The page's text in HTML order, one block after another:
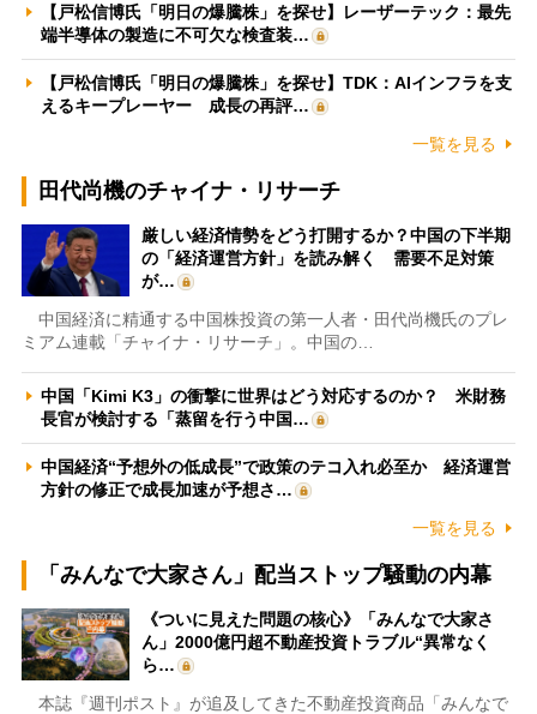
【戸松信博氏「明日の爆騰株」を探せ】レーザーテック：最先
端半導体の製造に不可欠な検査装…
【戸松信博氏「明日の爆騰株」を探せ】TDK：AIインフラを支
えるキープレーヤー 成長の再評…
一覧を見る
田代尚機のチャイナ・リサーチ
厳しい経済情勢をどう打開するか？中国の下半期
の「経済運営方針」を読み解く 需要不足対策
が…
中国経済に精通する中国株投資の第一人者・田代尚機氏のプレ
ミアム連載「チャイナ・リサーチ」。中国の…
中国「Kimi K3」の衝撃に世界はどう対応するのか？ 米財務
長官が検討する「蒸留を行う中国…
中国経済“予想外の低成長”で政策のテコ入れ必至か 経済運営
方針の修正で成長加速が予想さ…
一覧を見る
「みんなで大家さん」配当ストップ騒動の内幕
《ついに見えた問題の核心》「みんなで大家さ
ん」2000億円超不動産投資トラブル“異常なく
ら…
本誌『週刊ポスト』が追及してきた不動産投資商品「みんなで